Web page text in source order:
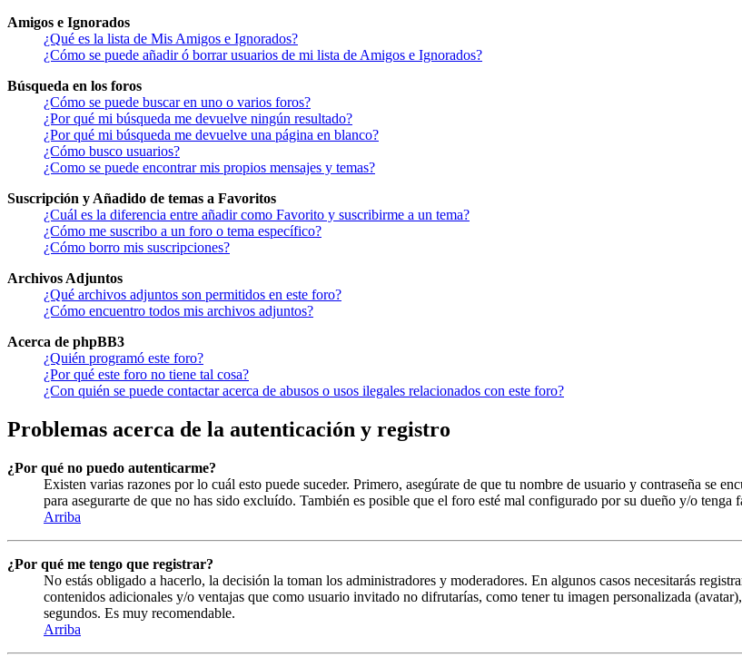
Amigos e Ignorados
¿Qué es la lista de Mis Amigos e Ignorados?
¿Cómo se puede añadir ó borrar usuarios de mi lista de Amigos e Ignorados?
Búsqueda en los foros
¿Cómo se puede buscar en uno o varios foros?
¿Por qué mi búsqueda me devuelve ningún resultado?
¿Por qué mi búsqueda me devuelve una página en blanco?
¿Cómo busco usuarios?
¿Como se puede encontrar mis propios mensajes y temas?
Suscripción y Añadido de temas a Favoritos
¿Cuál es la diferencia entre añadir como Favorito y suscribirme a un tema?
¿Cómo me suscribo a un foro o tema específico?
¿Cómo borro mis suscripciones?
Archivos Adjuntos
¿Qué archivos adjuntos son permitidos en este foro?
¿Cómo encuentro todos mis archivos adjuntos?
Acerca de phpBB3
¿Quién programó este foro?
¿Por qué este foro no tiene tal cosa?
¿Con quién se puede contactar acerca de abusos o usos ilegales relacionados con este foro?
Problemas acerca de la autenticación y registro
¿Por qué no puedo autenticarme?
Existen varias razones por lo cuál esto puede suceder. Primero, asegúrate de que tu nombre de usuario y contraseña se
para asegurarte de que no has sido excluído. También es posible que el foro esté mal configurado por su dueño y/o
Arriba
¿Por qué me tengo que registrar?
No estás obligado a hacerlo, la decisión la toman los administradores y moderadores. En algunos casos necesitarás
contenidos adicionales y/o ventajas que como usuario invitado no difrutarías, como tener tu imagen personalizada
segundos. Es muy recomendable.
Arriba